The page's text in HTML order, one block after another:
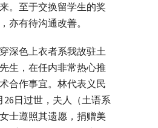
。至于交换留学生的奖
亦有待沟通改善。
深色上衣者系我故驻土
生，在任内非常热心推
合作事宜。林代表义民
26日过世，夫人（土语系
士遵照其遗愿，捐赠美